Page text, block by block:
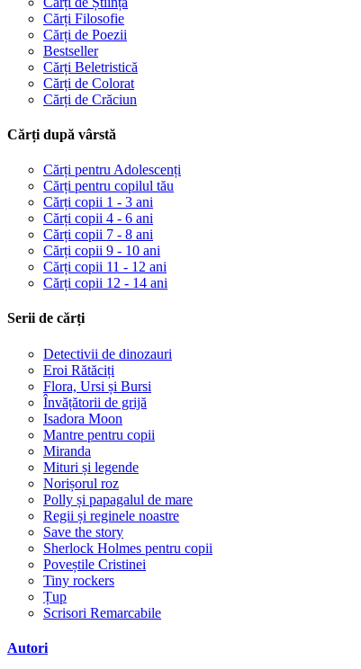
Cărți Filosofie
Cărți de Poezii
Bestseller
Cărți Beletristică
Cărți de Colorat
Cărți de Crăciun
Cărți după vârstă
Cărți pentru Adolescenți
Cărți pentru copilul tău
Cărți copii 1 - 3 ani
Cărți copii 4 - 6 ani
Cărți copii 7 - 8 ani
Cărți copii 9 - 10 ani
Cărți copii 11 - 12 ani
Cărți copii 12 - 14 ani
Serii de cărți
Detectivii de dinozauri
Eroi Rătăciți
Flora, Ursi și Bursi
Învățătorii de grijă
Isadora Moon
Mantre pentru copii
Miranda
Mituri și legende
Norișorul roz
Polly și papagalul de mare
Regii și reginele noastre
Save the story
Sherlock Holmes pentru copii
Poveștile Cristinei
Tiny rockers
Țup
Scrisori Remarcabile
Autori